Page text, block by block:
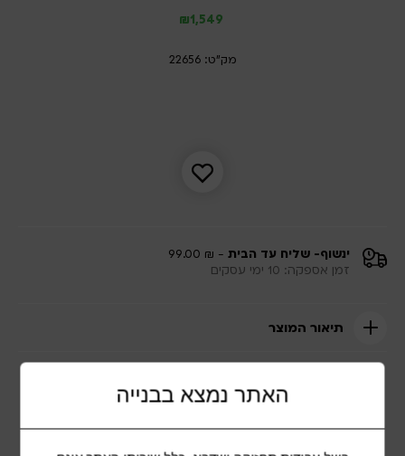
1,549
₪
מק"ט: 22656
ינשוף- שליח עד הבית - ₪ 99.00
זמן אספקה: 10 ימי עסקים
תיאור המוצר
שתף מוצר
האתר נמצא בבנייה